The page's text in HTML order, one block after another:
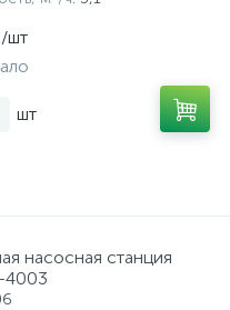
/шт
шт
насосная станция
4003